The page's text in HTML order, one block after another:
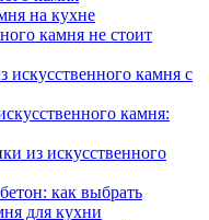
на кухне
камня не стоит
искусственного камня с
камня:
из искусственного
как выбрать
для кухни